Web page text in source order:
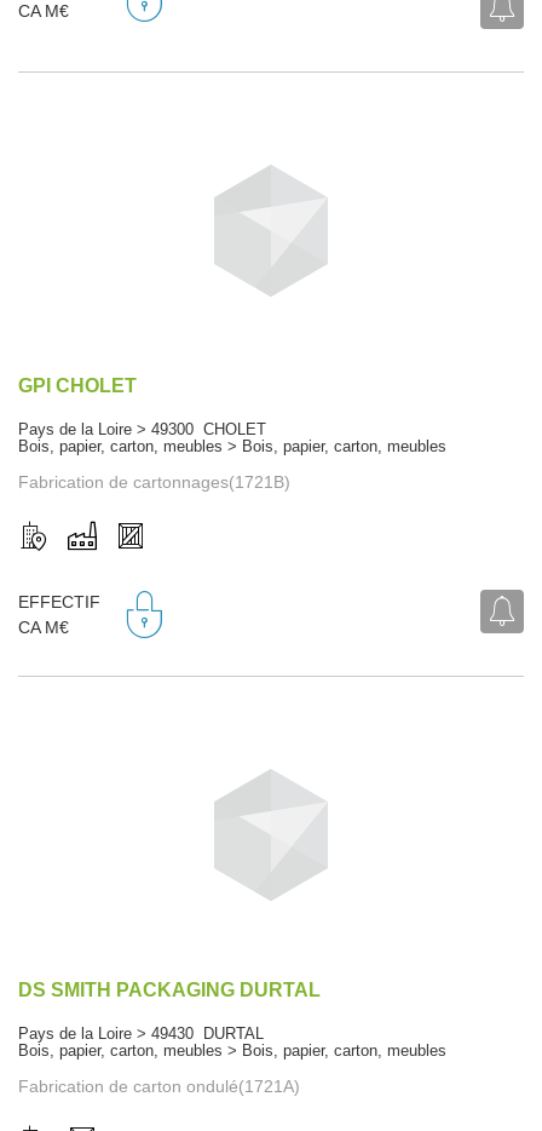
CA M€
GPI CHOLET
Pays de la Loire > 49300 CHOLET
Bois, papier, carton, meubles > Bois, papier, carton, meubles
Fabrication de cartonnages(1721B)
EFFECTIF
CA M€
DS SMITH PACKAGING DURTAL
Pays de la Loire > 49430 DURTAL
Bois, papier, carton, meubles > Bois, papier, carton, meubles
Fabrication de carton ondulé(1721A)